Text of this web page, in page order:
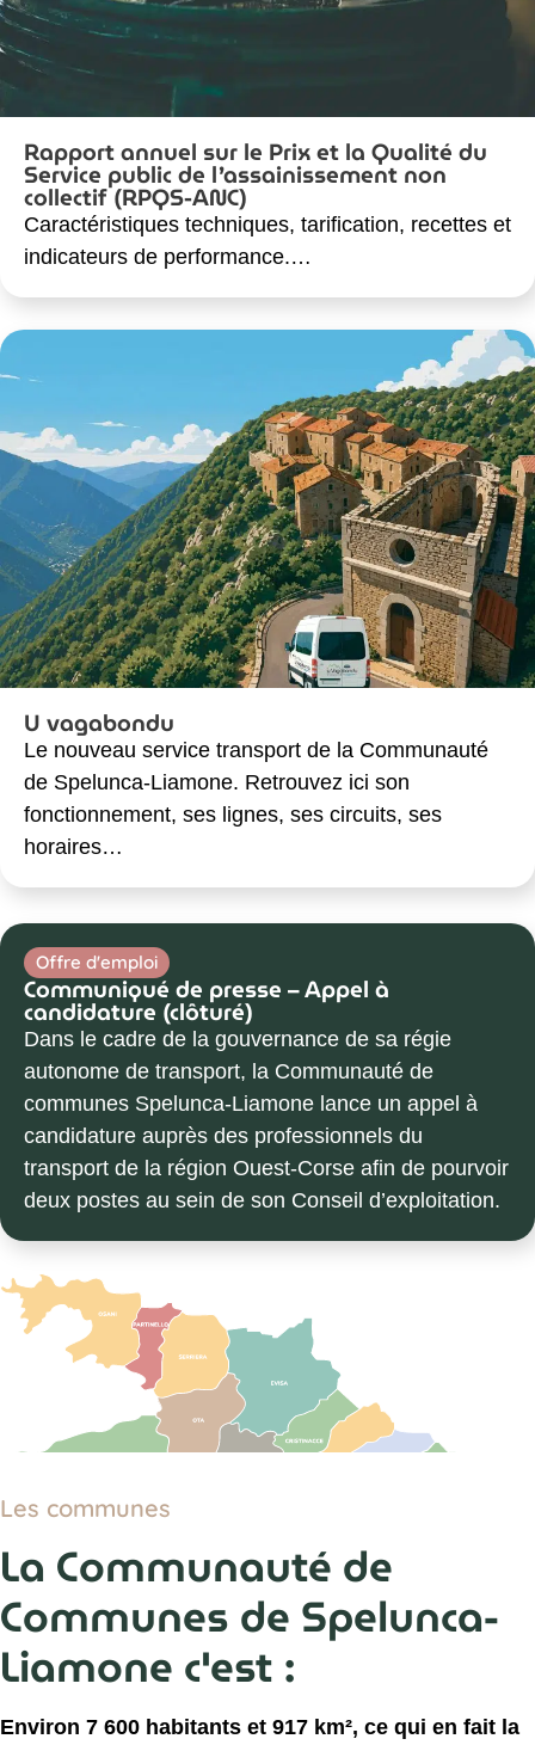
Rapport annuel sur le Prix et la Qualité du
Service public de l’assainissement non
collectif (RPQS-ANC)
Caractéristiques techniques, tarification, recettes et
indicateurs de performance.…
U vagabondu
Le nouveau service transport de la Communauté
de Spelunca-Liamone. Retrouvez ici son
fonctionnement, ses lignes, ses circuits, ses
horaires…
Offre d'emploi
Communiqué de presse – Appel à
candidature (clôturé)
Dans le cadre de la gouvernance de sa régie
autonome de transport, la Communauté de
communes Spelunca-Liamone lance un appel à
candidature auprès des professionnels du
transport de la région Ouest-Corse afin de pourvoir
deux postes au sein de son Conseil d’exploitation.
Les communes
La Communauté de
Communes de Spelunca-
Liamone c'est :
Environ 7 600 habitants et 917 km², ce qui en fait la